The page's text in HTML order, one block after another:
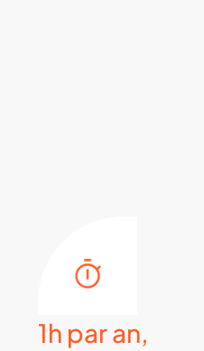
1h par an,